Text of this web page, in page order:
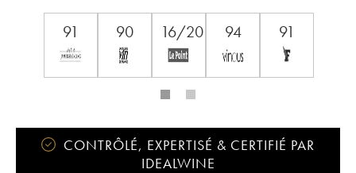
91 90 16/20 94 91
CONTRÔLÉ, EXPERTISÉ & CERTIFIÉ PAR
IDEALWINE